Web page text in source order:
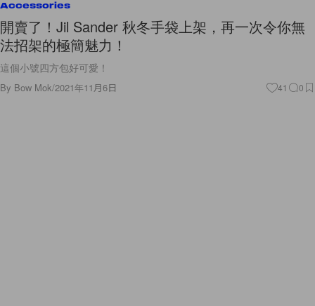
Accessories
開賣了！Jil Sander 秋冬手袋上架，再一次令你無
法招架的極簡魅力！
這個小號四方包好可愛！
By Bow Mok/2021年11月6日 41 0